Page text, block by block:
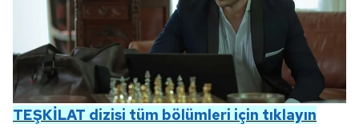
TEŞKİLAT dizisi tüm bölümleri için tıklayın